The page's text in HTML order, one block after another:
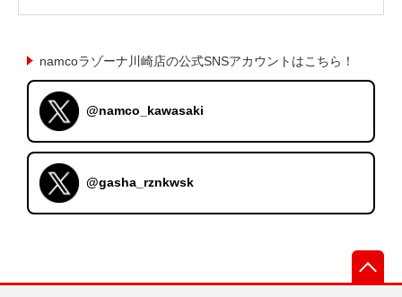
namcoラゾーナ川崎店の公式SNSアカウントはこちら！
@namco_kawasaki
@gasha_rznkwsk